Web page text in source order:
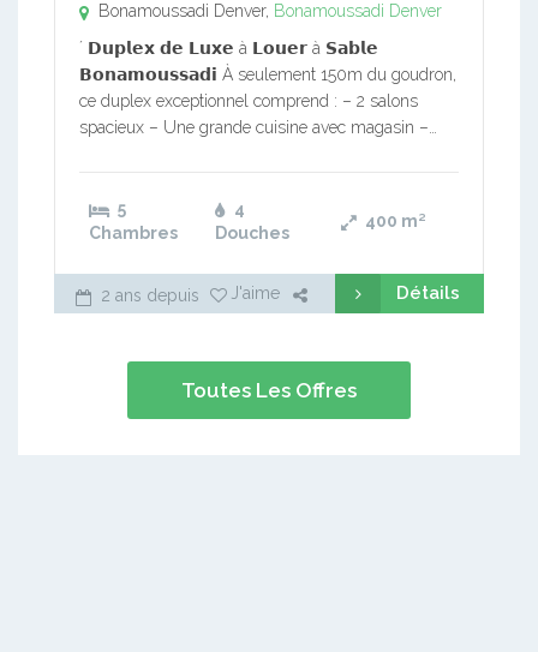
Bonamoussadi Denver, Bonamoussadi Denver
´ 𝗗𝘂𝗽𝗹𝗲𝘅 𝗱𝗲 𝗟𝘂𝘅𝗲 à 𝗟𝗼𝘂𝗲𝗿 à 𝗦𝗮𝗯𝗹𝗲
𝗕𝗼𝗻𝗮𝗺𝗼𝘂𝘀𝘀𝗮𝗱𝗶 À seulement 150m du goudron,
ce duplex exceptionnel comprend : – 2 salons
spacieux – Une grande cuisine avec magasin –…
5
Chambres
4
Douches
400 m²
2 ans depuis J'aime Détails
Toutes Les Offres